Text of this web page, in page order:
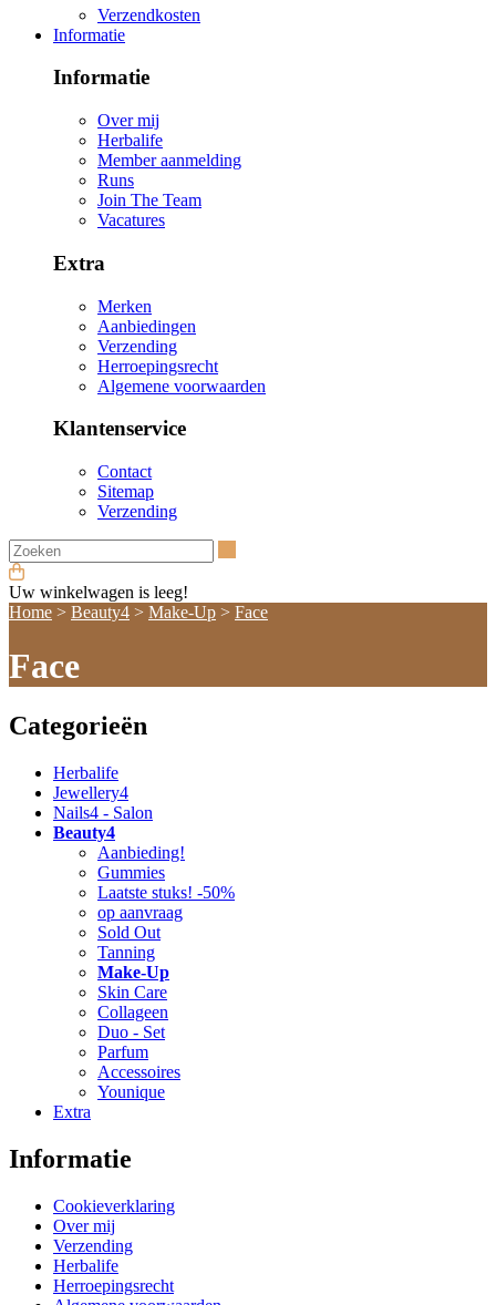
Verzendkosten
Informatie
Informatie
Over mij
Herbalife
Member aanmelding
Runs
Join The Team
Vacatures
Extra
Merken
Aanbiedingen
Verzending
Herroepingsrecht
Algemene voorwaarden
Klantenservice
Contact
Sitemap
Verzending
Uw winkelwagen is leeg!
Home > Beauty4 > Make-Up > Face
Face
Categorieën
Herbalife
Jewellery4
Nails4 - Salon
Beauty4
Aanbieding!
Gummies
Laatste stuks! -50%
op aanvraag
Sold Out
Tanning
Make-Up
Skin Care
Collageen
Duo - Set
Parfum
Accessoires
Younique
Extra
Informatie
Cookieverklaring
Over mij
Verzending
Herbalife
Herroepingsrecht